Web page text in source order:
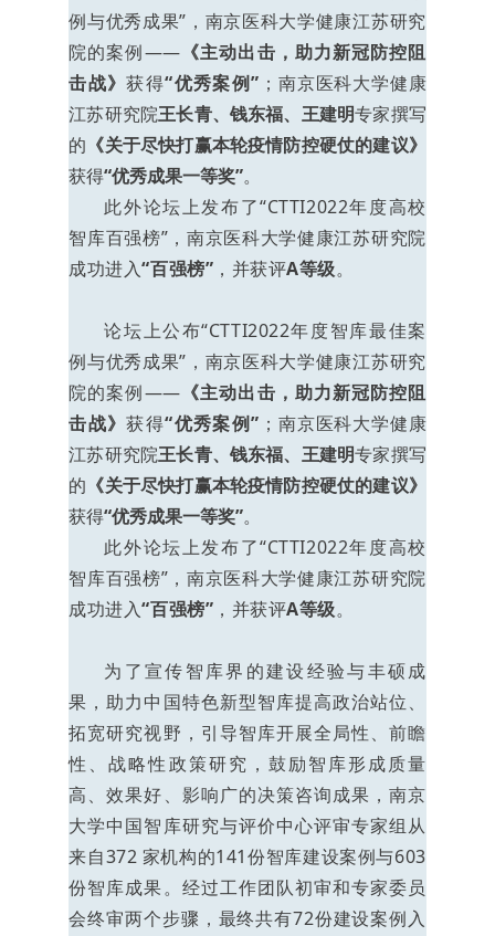
例与优秀成果”，南京医科大学健康江苏研究
院的案例—— 《主动出击，助力新冠防控阻
击战》获得“优秀案例” ； 南京医科大学健康
江苏研究院王长青、钱东福、王建明专家撰写
的 《关于尽快打赢本轮疫情防控硬仗的建议》
获得“优秀成果一等奖”。
此外论坛上发布了“CTTI2022年度高校
智库百强榜”，南京医科大学健康江苏研究院
成功进入“百强榜” ，并获评A等级。
论坛上公布“CTTI2022年度智库最佳案
例与优秀成果”，南京医科大学健康江苏研究
院的案例—— 《主动出击，助力新冠防控阻
击战》获得“优秀案例” ； 南京医科大学健康
江苏研究院王长青、钱东福、王建明专家撰写
的 《关于尽快打赢本轮疫情防控硬仗的建议》
获得“优秀成果一等奖”。
此外论坛上发布了“CTTI2022年度高校
智库百强榜”，南京医科大学健康江苏研究院
成功进入“百强榜” ，并获评A等级。
为了宣传智库界的建设经验与丰硕成
果，助力中国特色新型智库提高政治站位、
拓宽研究视野，引导智库开展全局性、前瞻
性、战略性政策研究，鼓励智库形成质量
高、效果好、影响广的决策咨询成果，南京
大学中国智库研究与评价中心评审专家组从
来自372 家机构的141份智库建设案例与603
份智库成果。经过工作团队初审和专家委员
会终审两个步骤，最终共有72份建设案例入